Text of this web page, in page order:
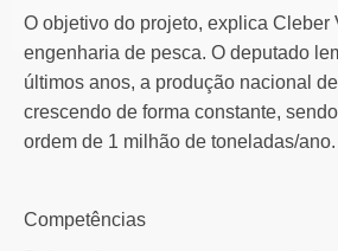
O objetivo do projeto, explica Cleber
engenharia de pesca. O deputado
últimos anos, a produção nacional
crescendo de forma constante,
ordem de 1 milhão de toneladas/ano.
Competências